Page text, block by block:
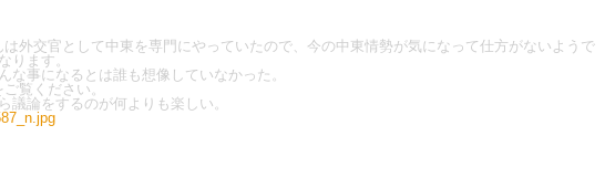
外交官として中東を専門にやっていたので、今の中東情勢が気になって仕方がないようで
ります。
事になるとは誰も想像していなかった。
覧ください。
論をするのが何よりも楽しい。